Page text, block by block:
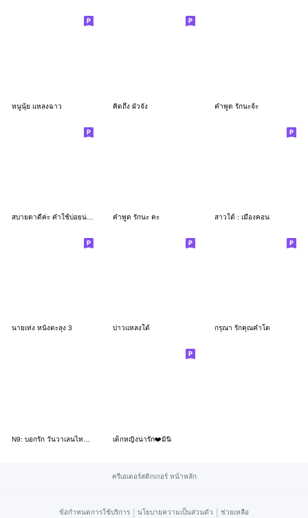
หนูนุ้ย แหลงฉาว คิดถึง ผัวจัง คำพูด รักนะจ้ะ
คำพูด รักนะ คะ สาวใต้ : เมืองคอน
นายเท่ง หนังตะลุง 3 บ่าวแหลงใต้ กรุณา รักคุณคำโต
เด็กหญิงน่ารัก❤️มินิ
ครีเอเตอร์สติกเกอร์ หน้าหลัก
ข้อกำหนดการใช้บริการ | นโยบายความเป็นส่วนตัว | ช่วยเหลือ